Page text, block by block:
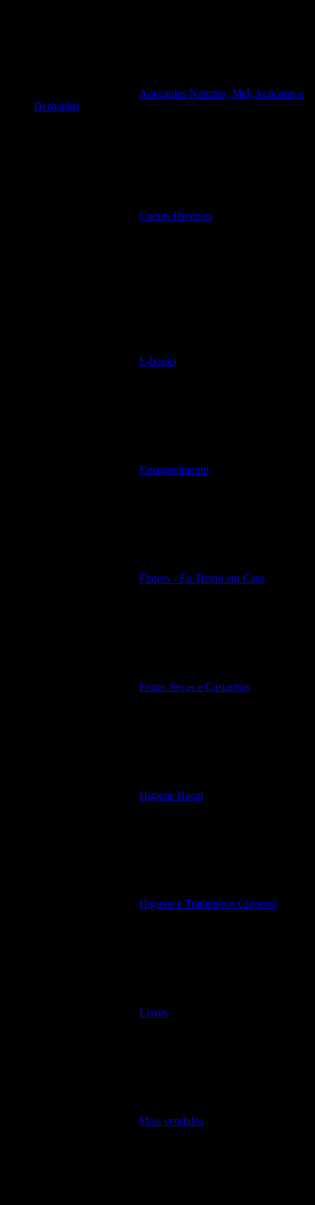
Adoçantes Naturais, Mel, Açúcares e
Derivados
Cursos Diversos
E-books
Emagrecimento
Fitness - Eu Treino em Casa
Frutas Secas e Castanhas
Higiene Bucal
Higiene e Tratamento Corporal
Livros
Mais vendidos